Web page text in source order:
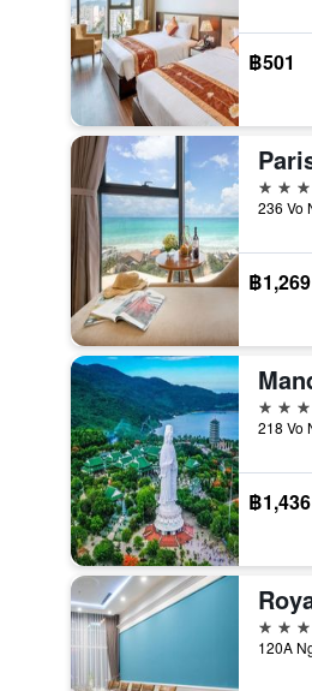
฿501
4 ดาว
฿1,269
4 ดาว
฿1,436
4 ดาว